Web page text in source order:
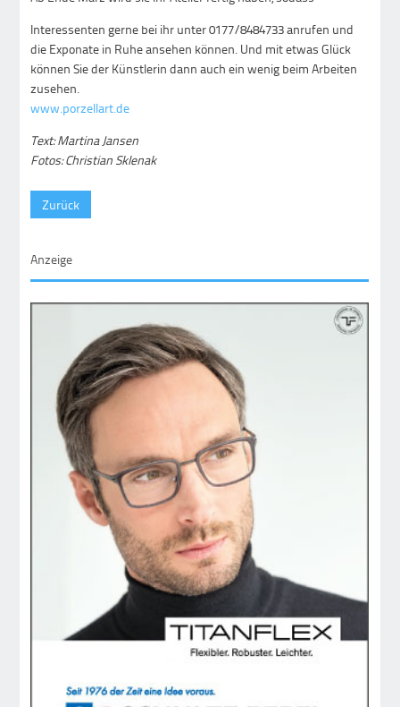
Interessenten gerne bei ihr unter 0177/8484733 anrufen und
die Exponate in Ruhe ansehen können. Und mit etwas Glück
können Sie der Künstlerin dann auch ein wenig beim Arbeiten
zusehen.
www.porzellart.de
Text: Martina Jansen
Fotos: Christian Sklenak
Zurück
Anzeige